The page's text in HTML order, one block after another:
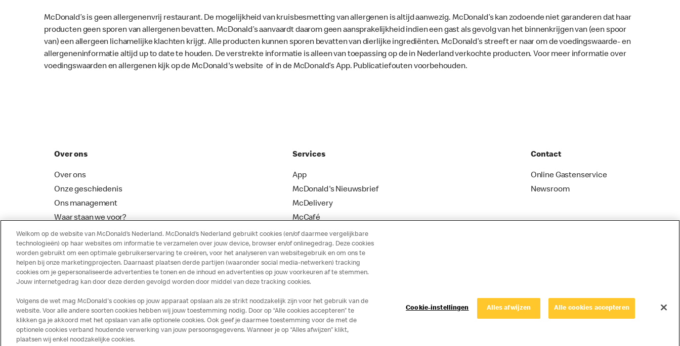
McDonald’s is geen allergenenvrij restaurant. De mogelijkheid van kruisbesmetting van allergenen is altijd aanwezig. McDonald’s kan zodoende niet garanderen dat haar
producten geen sporen van allergenen bevatten. McDonald’s aanvaardt daarom geen aansprakelijkheid indien een gast als gevolg van het binnenkrijgen van (een spoor
van) een allergeen lichamelijke klachten krijgt. Alle producten kunnen sporen bevatten van dierlijke ingrediënten. McDonald’s streeft er naar om de voedingswaarde- en
allergeneninformatie altijd up to date te houden. De verstrekte informatie is alleen van toepassing op de in Nederland verkochte producten. Voor meer informatie over
voedingswaarden en allergenen kijk op de McDonald's website of in de McDonald’s App. Publicatiefouten voorbehouden.
Over ons
Over ons
Onze geschiedenis
Ons management
Waar staan we voor?
McDonalds Franchising
Services
App
McDonald's Nieuwsbrief
McDelivery
McCafé
Contact
Online Gastenservice
Newsroom
Disclaimer Privacy Cookies
Welkom op de website van McDonald’s Nederland. McDonald’s Nederland gebruikt cookies (en/of daarmee vergelijkbare
technologieën) op haar websites om informatie te verzamelen over jouw device, browser en/of onlinegedrag. Deze cookies
worden gebruikt om een optimale gebruikerservaring te creëren, voor het analyseren van websitegebruik en om ons te
helpen bij onze marketingprojecten. Daarnaast plaatsen derde partijen (waaronder social media-netwerken) tracking
cookies om je gepersonaliseerde advertenties te tonen en de inhoud en advertenties op jouw voorkeuren af te stemmen.
Jouw internetgedrag kan door deze derden gevolgd worden door middel van deze tracking cookies.
Volgens de wet mag McDonald's cookies op jouw apparaat opslaan als ze strikt noodzakelijk zijn voor het gebruik van de
website. Voor alle andere soorten cookies hebben wij jouw toestemming nodig. Door op “Alle cookies accepteren” te
klikken ga je akkoord met het opslaan van alle optionele cookies. Ook geef je daarmee toestemming voor de met de
optionele cookies verband houdende verwerking van jouw persoonsgegevens. Wanneer je op “Alles afwijzen” klikt,
plaatsen wij enkel noodzakelijke cookies.
Cookie-instellingen Alles afwijzen Alle cookies accepteren